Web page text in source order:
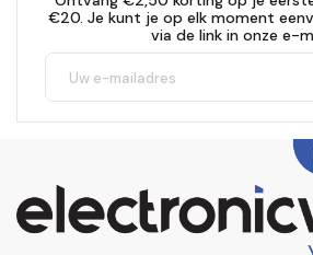
€20. Je kunt je op elk moment
via de link in onze e-